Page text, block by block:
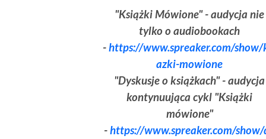
"Książki Mówione" - audycja nie
tylko o audiobookach
-https://www.spreaker.com/show/
azki-mowione
"Dyskusje o książkach" - audycja
kontynuująca cykl "Książki
mówione"
-https://www.spreaker.com/